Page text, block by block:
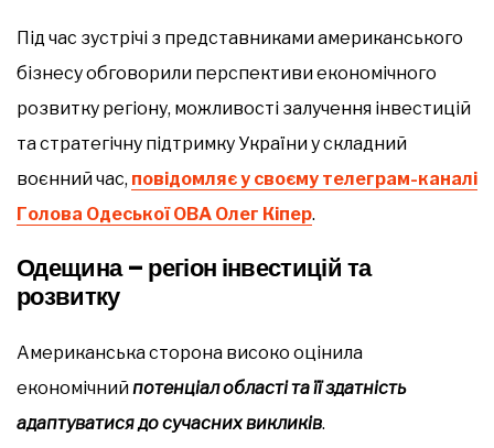
Під час зустрічі з представниками американського
бізнесу обговорили перспективи економічного
розвитку регіону, можливості залучення інвестицій
та стратегічну підтримку України у складний
воєнний час, повідомляє у своєму телеграм-каналі
Голова Одеської ОВА Олег Кіпер.
Одещина – регіон інвестицій та
розвитку
Американська сторона високо оцінила
економічнийпотенціал області та її здатність
адаптуватися до сучасних викликів.